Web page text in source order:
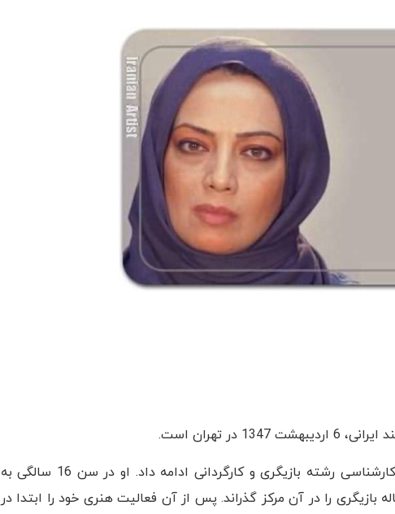
خانم پردیس افکاری تحصیلات خود را تا مقطع کارشناسی رشته بازیگری و کارگردانی ادامه داد. او در سن 16 سالگی به
بازیگری را در آن مرکز گذراند. پس از آن فعالیت هنری خود را ابتدا در